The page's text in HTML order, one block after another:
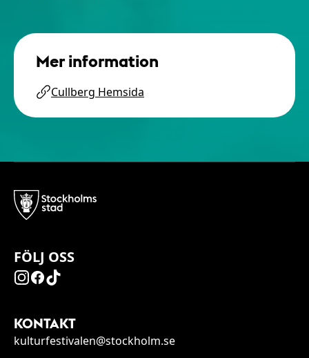
Mer information
Cullberg Hemsida
FÖLJ OSS
KONTAKT
kulturfestivalen@stockholm.se